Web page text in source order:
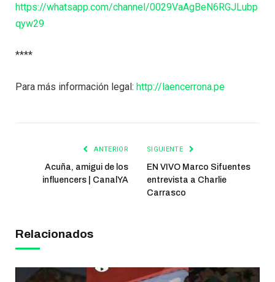
https://whatsapp.com/channel/0029VaAgBeN6RGJLubp
qyw29
****
Para más información legal: http://laencerrona.pe
ANTERIOR
Acuña, amigui de los
influencers | CanalYA
SIGUIENTE
EN VIVO Marco Sifuentes
entrevista a Charlie
Carrasco
Relacionados